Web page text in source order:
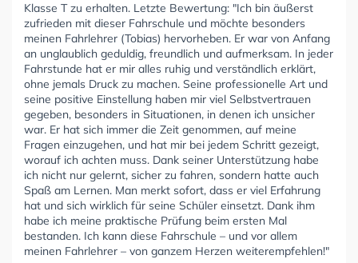
Klasse T zu erhalten. Letzte Bewertung: "Ich bin äußerst
zufrieden mit dieser Fahrschule und möchte besonders
meinen Fahrlehrer (Tobias) hervorheben. Er war von Anfang
an unglaublich geduldig, freundlich und aufmerksam. In jeder
Fahrstunde hat er mir alles ruhig und verständlich erklärt,
ohne jemals Druck zu machen. Seine professionelle Art und
seine positive Einstellung haben mir viel Selbstvertrauen
gegeben, besonders in Situationen, in denen ich unsicher
war. Er hat sich immer die Zeit genommen, auf meine
Fragen einzugehen, und hat mir bei jedem Schritt gezeigt,
worauf ich achten muss. Dank seiner Unterstützung habe
ich nicht nur gelernt, sicher zu fahren, sondern hatte auch
Spaß am Lernen. Man merkt sofort, dass er viel Erfahrung
hat und sich wirklich für seine Schüler einsetzt. Dank ihm
habe ich meine praktische Prüfung beim ersten Mal
bestanden. Ich kann diese Fahrschule – und vor allem
meinen Fahrlehrer – von ganzem Herzen weiterempfehlen!"